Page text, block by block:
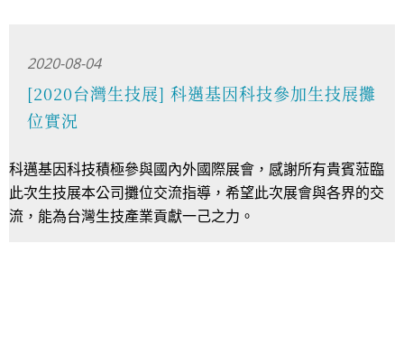
2020-08-04
[2020台灣生技展] 科邁基因科技參加生技展攤
位實況
科邁基因科技積極參與國內外國際展會，感謝所有貴賓蒞臨
此次生技展本公司攤位交流指導，希望此次展會與各界的交
流，能為台灣生技產業貢獻一己之力。